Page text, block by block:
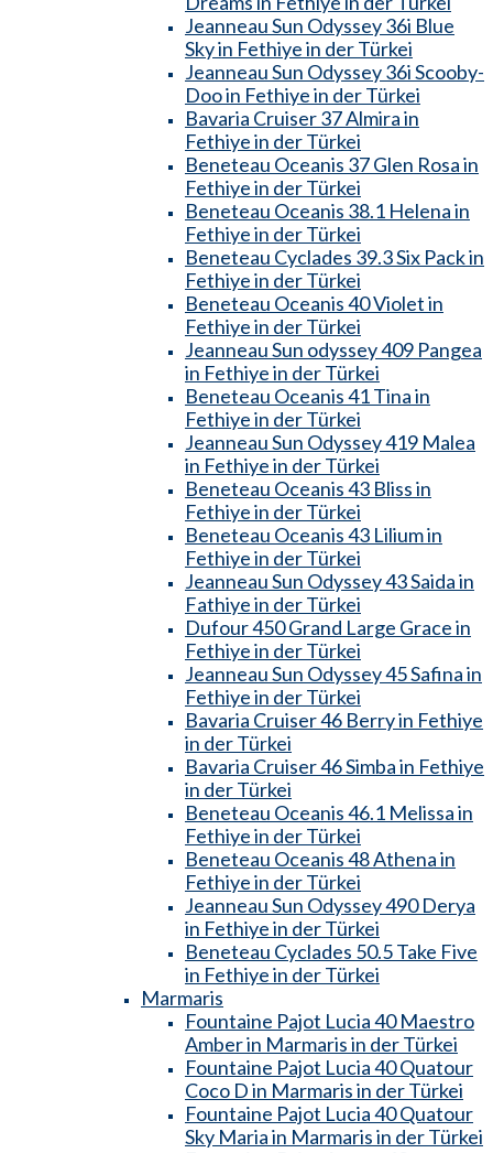
Jeanneau Sun Odyssey 36i Blue
Sky in Fethiye in der Türkei
Jeanneau Sun Odyssey 36i Scooby-
Doo in Fethiye in der Türkei
Bavaria Cruiser 37 Almira in
Fethiye in der Türkei
Beneteau Oceanis 37 Glen Rosa in
Fethiye in der Türkei
Beneteau Oceanis 38.1 Helena in
Fethiye in der Türkei
Beneteau Cyclades 39.3 Six Pack in
Fethiye in der Türkei
Beneteau Oceanis 40 Violet in
Fethiye in der Türkei
Jeanneau Sun odyssey 409 Pangea
in Fethiye in der Türkei
Beneteau Oceanis 41 Tina in
Fethiye in der Türkei
Jeanneau Sun Odyssey 419 Malea
in Fethiye in der Türkei
Beneteau Oceanis 43 Bliss in
Fethiye in der Türkei
Beneteau Oceanis 43 Lilium in
Fethiye in der Türkei
Jeanneau Sun Odyssey 43 Saida in
Fathiye in der Türkei
Dufour 450 Grand Large Grace in
Fethiye in der Türkei
Jeanneau Sun Odyssey 45 Safina in
Fethiye in der Türkei
Bavaria Cruiser 46 Berry in Fethiye
in der Türkei
Bavaria Cruiser 46 Simba in Fethiye
in der Türkei
Beneteau Oceanis 46.1 Melissa in
Fethiye in der Türkei
Beneteau Oceanis 48 Athena in
Fethiye in der Türkei
Jeanneau Sun Odyssey 490 Derya
in Fethiye in der Türkei
Beneteau Cyclades 50.5 Take Five
in Fethiye in der Türkei
Marmaris
Fountaine Pajot Lucia 40 Maestro
Amber in Marmaris in der Türkei
Fountaine Pajot Lucia 40 Quatour
Coco D in Marmaris in der Türkei
Fountaine Pajot Lucia 40 Quatour
Sky Maria in Marmaris in der Türkei